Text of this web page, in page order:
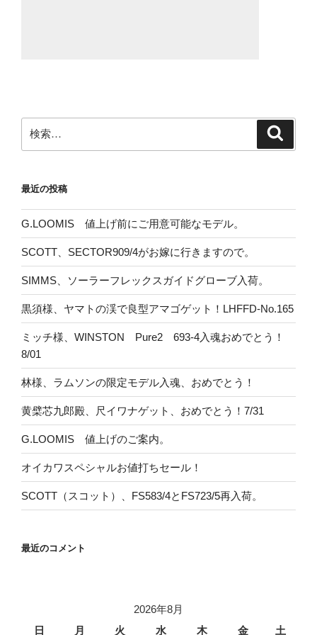
検
索:
最近の投稿
G.LOOMIS 値上げ前にご用意可能なモデル。
SCOTT、SECTOR909/4がお嫁に行きますので。
SIMMS、ソーラーフレックスガイドグローブ入荷。
黒須様、ヤマトの渓で良型アマゴゲット！LHFFD-No.165
ミッチ様、WINSTON Pure2 693-4入魂おめでとう！
8/01
林様、ラムソンの限定モデル入魂、おめでとう！
黄檗芯九郎殿、尺イワナゲット、おめでとう！7/31
G.LOOMIS 値上げのご案内。
オイカワスペシャルお値打ちセール！
SCOTT（スコット）、FS583/4とFS723/5再入荷。
最近のコメント
2026年8月
日
月 火 水 木 金 土